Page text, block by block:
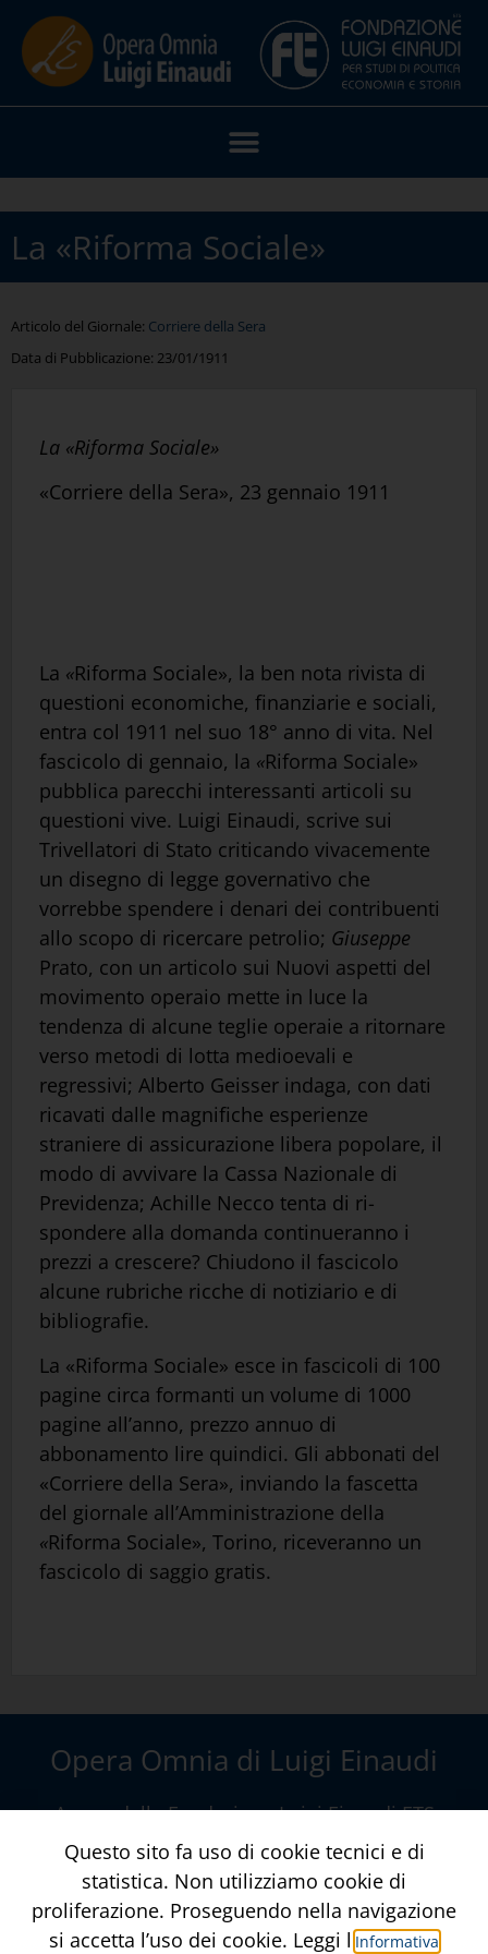
La «Riforma Sociale»
Articolo del Giornale: Corriere della Sera
Data di Pubblicazione: 23/01/1911
La «Riforma Sociale»
«Corriere della Sera», 23 gennaio 1911
La «Riforma Sociale», la ben nota rivista di
questioni economiche, finanziarie e sociali,
entra col 1911 nel suo 18° anno di vita. Nel
fascicolo di gennaio, la «Riforma Sociale»
pubblica parecchi interessanti articoli su
questioni vive. Luigi Einaudi, scrive sui
Trivellatori di Stato criticando vivacemente
un disegno di legge governativo che
vorrebbe spendere i denari dei contribuenti
allo scopo di ricercare petrolio; Giuseppe
Prato, con un articolo sui Nuovi aspetti del
movimento operaio mette in luce la
tendenza di alcune teglie operaie a ri­tornare
verso metodi di lotta medioevali e
regressivi; Alberto Geisser indaga, con dati
ricavati dalle magnifiche esperienze
straniere di assicurazione libera popolare, il
modo di avvivare la Cassa Nazionale di
Previdenza; Achille Necco tenta di ri­
spondere alla domanda continueranno i
prezzi a crescere? Chiudono il fascicolo
alcune rubriche ric­che di notiziario e di
bibliografie.
La «Riforma Sociale» esce in fascicoli di 100
pa­gine circa formanti un volume di 1000
pagine all’anno, prezzo annuo di
abbonamento lire quindici. Gli abbonati del
«Corriere della Sera», inviando la fascetta
del giornale all’Amministrazione della
«Riforma Sociale», Torino, riceveranno un
fascicolo di saggio gratis.
Opera Omnia di Luigi Einaudi
A cura dellaFondazione Luigi Einaudi ETS
Via della Conciliazione, 10 – Roma
www.fondazioneluigieinaudi.it
Contatti Crediti
Questo sito fa uso di cookie tecnici e di
statistica. Non utilizziamo cookie di
proliferazione. Proseguendo nella navigazione
si accetta l’uso dei cookie. Leggi l’Informativa